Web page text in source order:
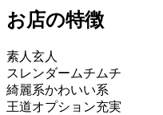
お店の特徴
素人 玄人
スレンダー ムチムチ
綺麗系かわいい系
王道オプション充実